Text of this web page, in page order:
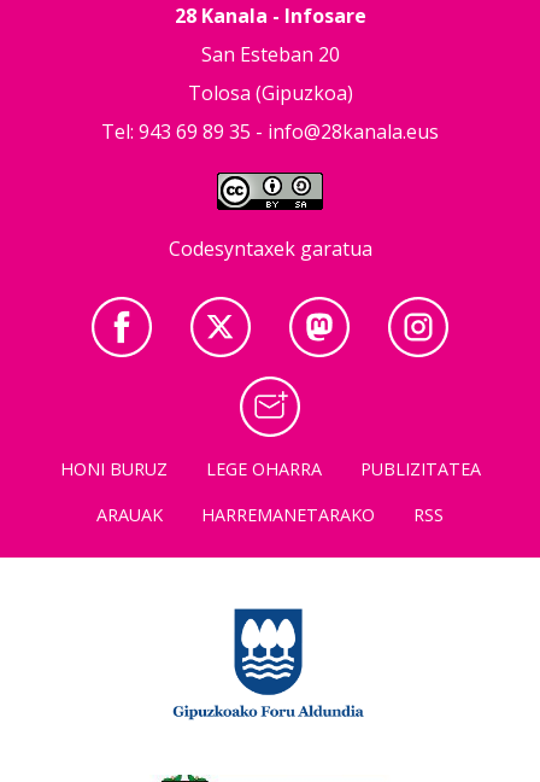
28 Kanala - Infosare
San Esteban 20
Tolosa (Gipuzkoa)
Tel: 943 69 89 35 - info@28kanala.eus
Codesyntaxek garatua
HONI BURUZ LEGE OHARRA
PUBLIZITATEA
ARAUAK
HARREMANETARAKO RSS